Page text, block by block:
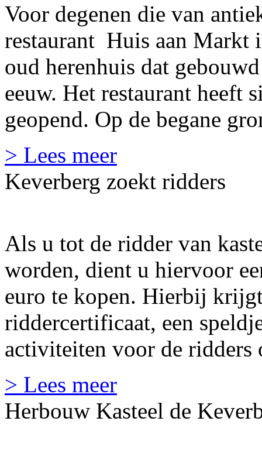
Voor degenen die van
restaurant Huis aan Markt
oud herenhuis dat
eeuw. Het restaurant heeft
geopend. Op de begane
> Lees meer
Keverberg zoekt ridders
Als u tot de ridder van
worden, dient u hiervoor
euro te kopen. Hierbij
riddercertificaat, een
activiteiten voor de ridders
> Lees meer
Herbouw Kasteel de